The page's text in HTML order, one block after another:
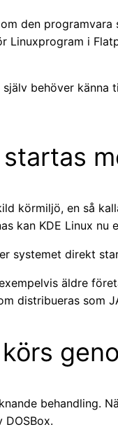
den
Linuxprogram i
behöver
körmiljö, en så
kan KDE Linux
systemet direkt
äldre
distribueras som
behandling.
DOSBox.